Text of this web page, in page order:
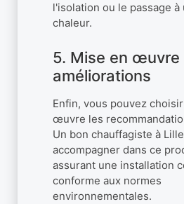
l'isolation ou le passage à
chaleur.
5. Mise en œuvre
améliorations
Enfin, vous pouvez
œuvre les
Un bon chauffagiste à
accompagner dans ce
assurant une installation
conforme aux normes
environnementales.